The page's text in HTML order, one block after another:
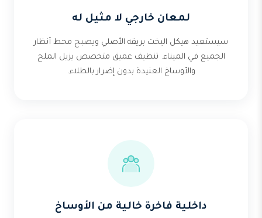
لمعان خارجي لا مثيل له
سيستعيد هيكل اليخت بريقه الأصلي ويصبح محط أنظار
الجميع في الميناء. تنظيف عميق متخصص يزيل الملح
والأوساخ العنيدة بدون إضرار بالطلاء.
داخلية فاخرة خالية من الأوساخ